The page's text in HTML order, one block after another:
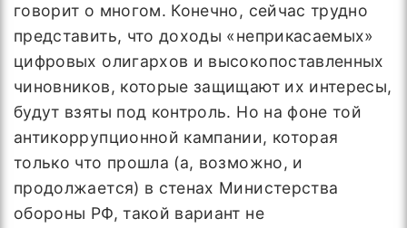
говорит о многом. Конечно, сейчас трудно
представить, что доходы «неприкасаемых»
цифровых олигархов и высокопоставленных
чиновников, которые защищают их интересы,
будут взяты под контроль. Но на фоне той
антикоррупционной кампании, которая
только что прошла (а, возможно, и
продолжается) в стенах Министерства
обороны РФ, такой вариант не